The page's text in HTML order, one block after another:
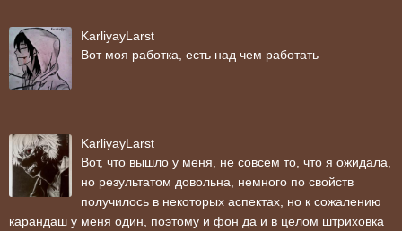
KarliyayLarst
Вот моя работка, есть над чем работать
KarliyayLarst
Вот, что вышло у меня, не совсем то, что я ожидала,
но результатом довольна, немного по свойств
получилось в некоторых аспектах, но к сожалению
карандаш у меня один, поэтому и фон да и в целом штриховка